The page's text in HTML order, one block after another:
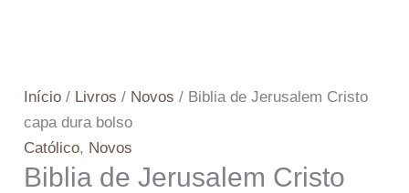
Início / Livros / Novos / Biblia de Jerusalem Cristo
capa dura bolso
Católico, Novos
Biblia de Jerusalem Cristo